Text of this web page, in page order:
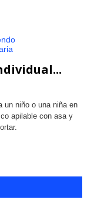
un niño o una niña en
apilable con asa y